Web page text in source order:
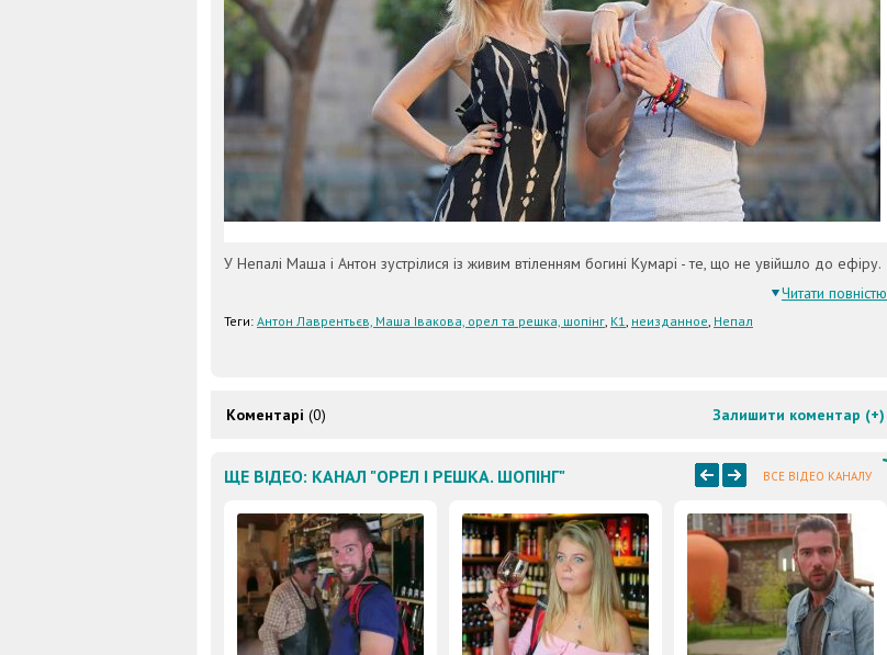
У Непалі Маша і Антон зустрілися із живим втіленням богині Кумарі - те, що не увійшло до ефіру.
Читати повністю
Теги: Антон Лаврентьєв, Маша Івакова, орел та решка, шопінг, К1, неизданное, Непал
Залишити коментар (+)
Коментарі (0)
ВСЕ ВІДЕО КАНАЛУ
ЩЕ ВІДЕО: КАНАЛ "ОРЕЛ І РЕШКА. ШОПІНГ"